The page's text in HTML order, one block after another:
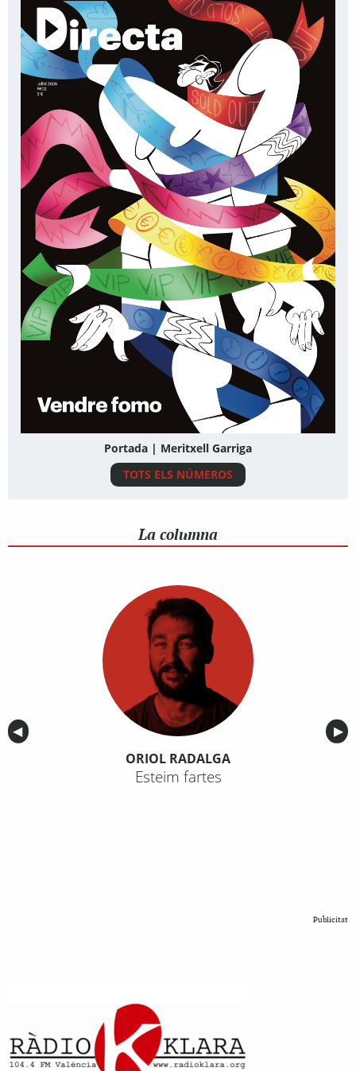
Portada | Meritxell Garriga
TOTS ELS NÚMEROS
La columna
Anterior
◀︎ ▶︎
ORIOL RADALGA
Esteim fartes
Publicitat